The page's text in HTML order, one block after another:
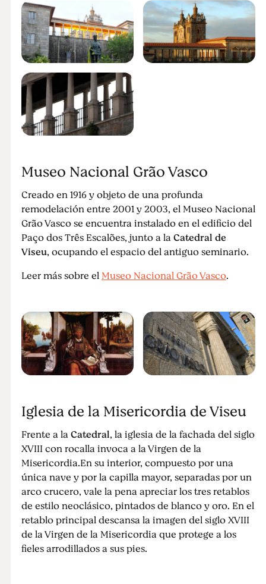
Museo Nacional Grão Vasco
Creado en 1916 y objeto de una profunda
remodelación entre 2001 y 2003, el Museo Nacional
Grão Vasco se encuentra instalado en el edificio del
Paço dos Três Escalões, junto a la Catedral de
Viseu, ocupando el espacio del antiguo seminario.
Leer más sobre elMuseo Nacional Grão Vasco.
Iglesia de la Misericordia de Viseu
Frente a la Catedral, la iglesia de la fachada del siglo
XVIII con rocalla invoca a la Virgen de la
Misericordia.En su interior, compuesto por una
única nave y por la capilla mayor, separadas por un
arco crucero, vale la pena apreciar los tres retablos
de estilo neoclásico, pintados de blanco y oro. En el
retablo principal descansa la imagen del siglo XVIII
de la Virgen de la Misericordia que protege a los
fieles arrodillados a sus pies.